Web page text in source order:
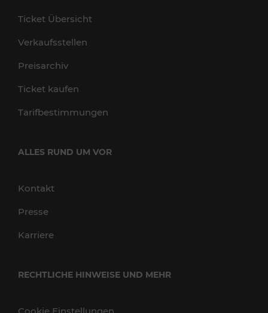
Ticket Übersicht
Verkaufsstellen
Preisarchiv
Ticket kaufen
Tarifbestimmungen
ALLES RUND UM VOR
Kontakt
Presse
Karriere
RECHTLICHE HINWEISE UND MEHR